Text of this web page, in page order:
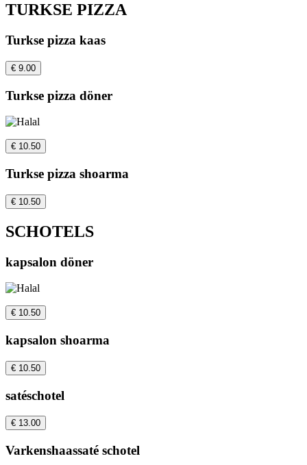
TURKSE PIZZA
Turkse pizza kaas
€ 9.00
Turkse pizza döner
€ 10.50
Turkse pizza shoarma
€ 10.50
SCHOTELS
kapsalon döner
€ 10.50
kapsalon shoarma
€ 10.50
satéschotel
€ 13.00
Varkenshaassaté schotel